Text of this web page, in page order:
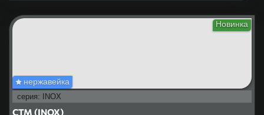
Новинка
нержавейка
серия: INOX
СТМ (INOX)